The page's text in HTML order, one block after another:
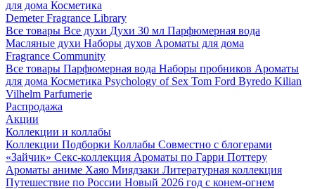
для дома Косметика
Demeter Fragrance Library
Все товары Все духи Духи 30 мл Парфюмерная вода
Масляные духи Наборы духов Ароматы для дома
Fragrance Community
Все товары Парфюмерная вода Наборы пробников Ароматы
для дома Косметика Psychology of Sex Tom Ford Byredo Kilian
Vilhelm Parfumerie
Распродажа
Акции
Коллекции и коллабы
Коллекции Подборки Коллабы Совместно с блогерами
«Зайчик» Секс-коллекция Ароматы по Гарри Поттеру
Ароматы аниме Хаяо Миядзаки Литературная коллекция
Путешествие по России Новый 2026 год с конем-огнем